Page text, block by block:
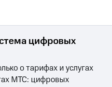
цифровых
о тарифах и услугах
МТС: цифровых